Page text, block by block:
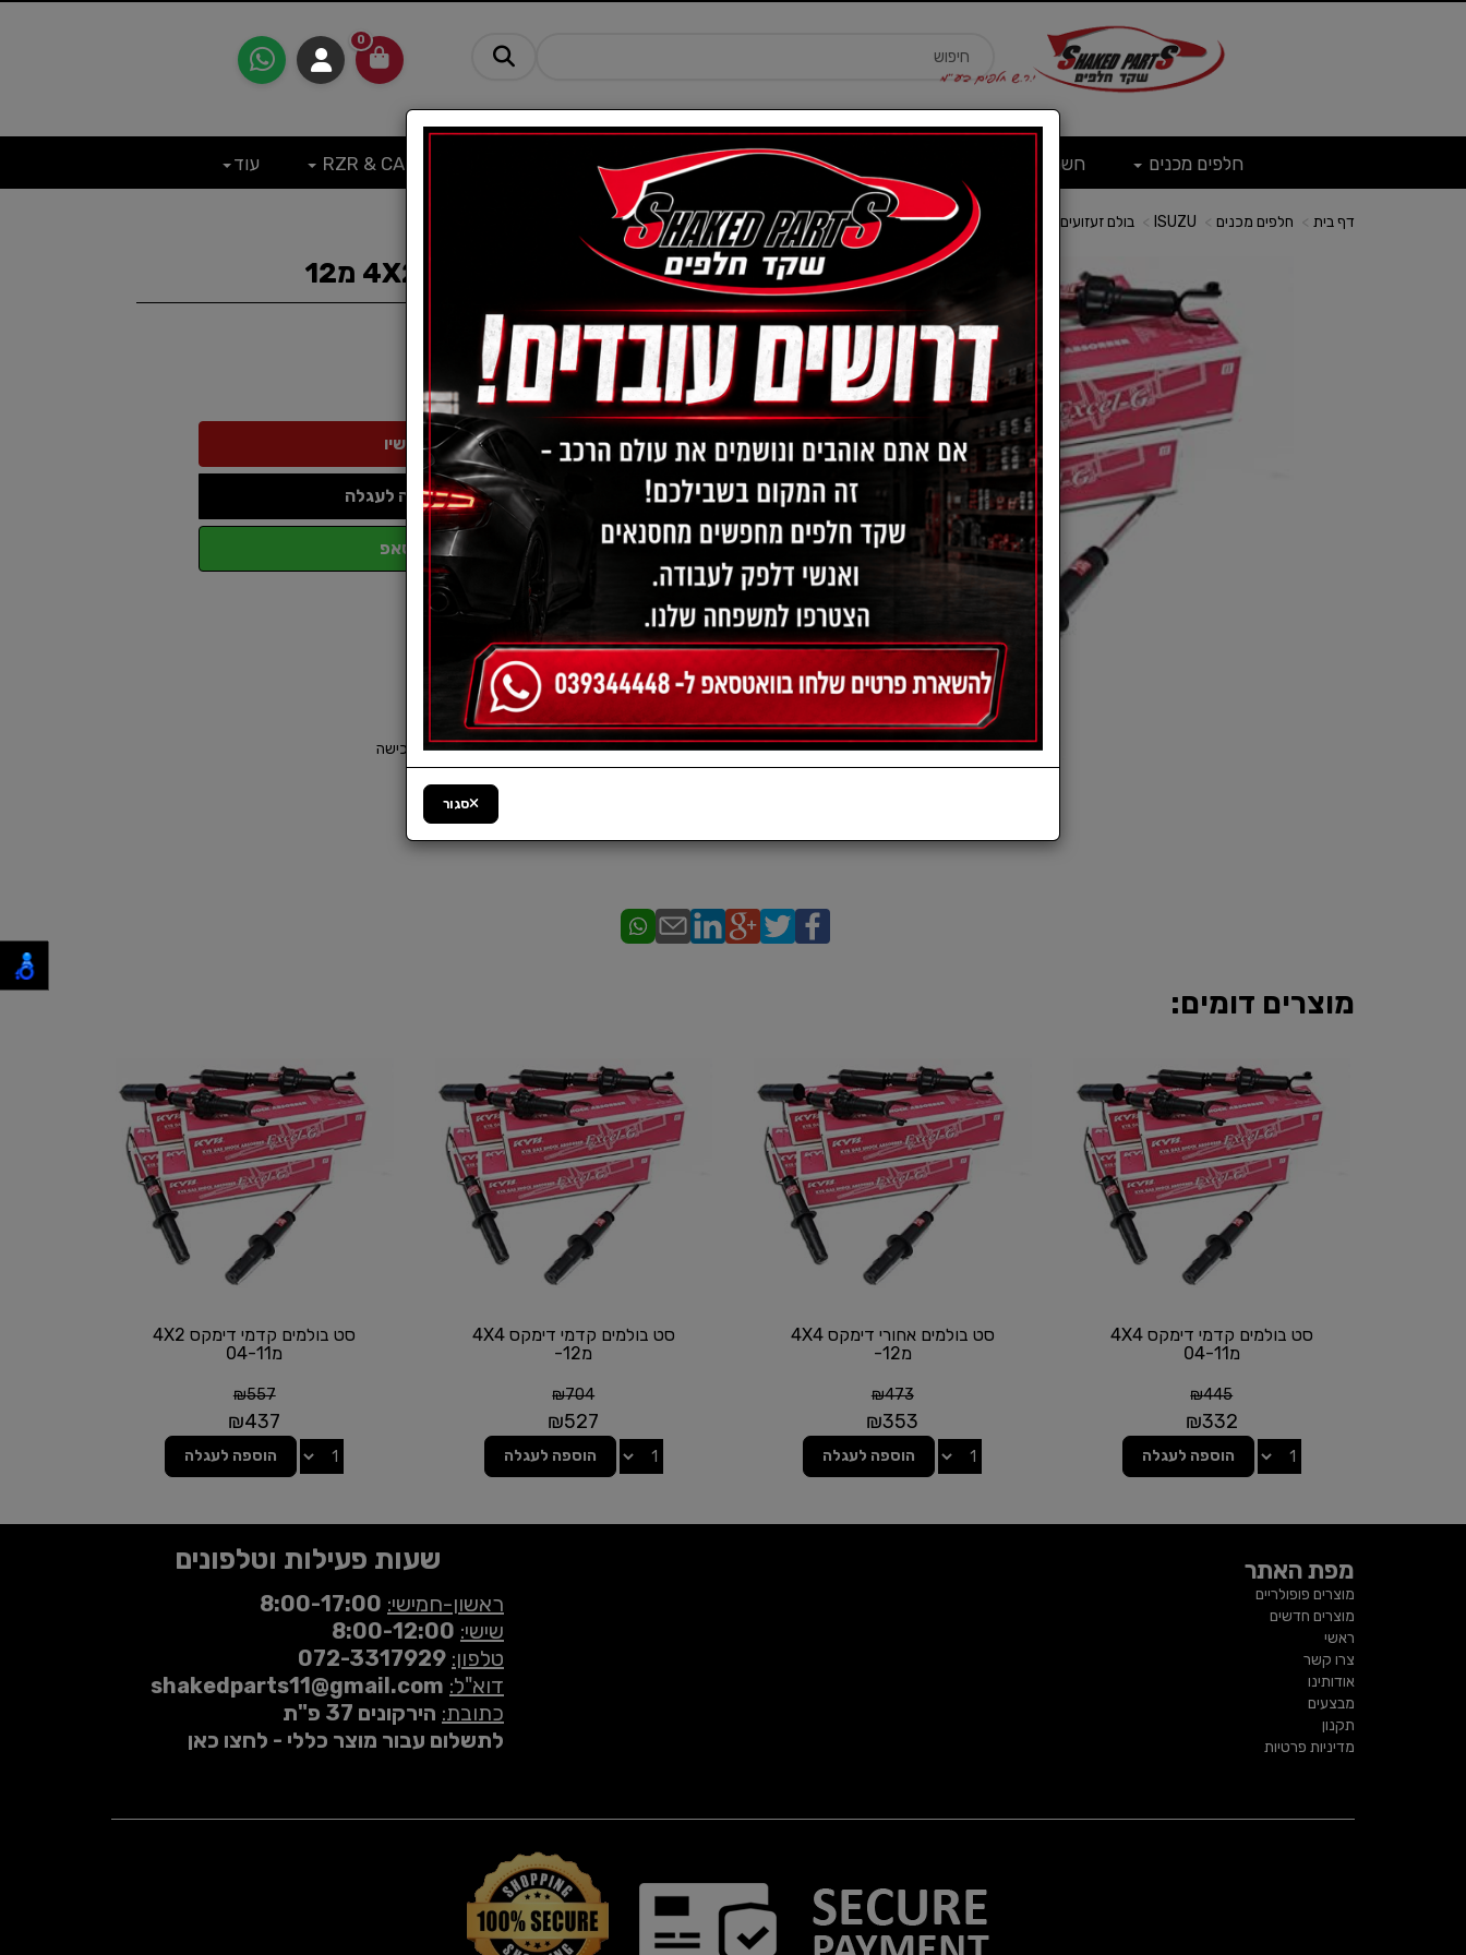
0
חלפים מכנים חשמל ציוד, אביזרים ומוצרים לרכב עוד
דף בית חלפים מכנים ISUZU בולם זעזועים-איסוזו
סט בולמים אחורי דימקס 4X2 מ12
מק"ט :ICZXBQ9QJJ
מחיר:
₪ 459
מחיר מבצע: ₪ 343
הוספה לעגלה
ווטסאפ
תיאור:
סט בולמים אחורי דימקס 4X2 מ12
*מוצר תוצרת באיכות גבוה
*התמונה להמחשה בלבד
*אחריות מוצר ל3 חודשים או 6000 קמ מתאריך הרכישה
מוצרים דומים:
סט בולמים קדמי דימקס 4X4
מ04-11
₪445
₪332
הוספה לעגלה
סט בולמים אחורי דימקס 4X4
מ12-
₪473
₪353
הוספה לעגלה
סט בולמים קדמי דימקס 4X4
מ12-
₪704
₪527
הוספה לעגלה
סט בולמים קדמי דימקס 4X2
מ04-11
₪557
₪437
הוספה לעגלה
מפת האתר
מוצרים פופולריים
מוצרים חדשים
ראשי
צרו קשר
אודותינו
מבצעים
תקנון
מדיניות פרטיות
שעות פעילות וטלפונים
ראשון-חמישי: 8:00-17:00
שישי: 8:00-12:00
טלפון: 072-3317929
דוא"ל: shakedparts11@gmail.com
כתובת: הירקונים 37 פ"ת
לתשלום עבור מוצר כללי - לחצו כאן
סגור